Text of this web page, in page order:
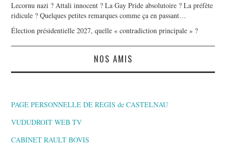
Lecornu nazi ? Attali innocent ? La Gay Pride absolutoire ? La préfète
ridicule ? Quelques petites remarques comme ça en passant…
Élection présidentielle 2027, quelle « contradiction principale » ?
NOS AMIS
PAGE PERSONNELLE DE REGIS de CASTELNAU
VUDUDROIT WEB TV
CABINET RAULT BOVIS